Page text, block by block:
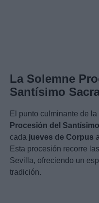
La Solemne
Santísimo
El punto culminante de
Procesión del
cada jueves de Corpus
Esta procesión recorre
Sevilla, ofreciendo un
tradición.